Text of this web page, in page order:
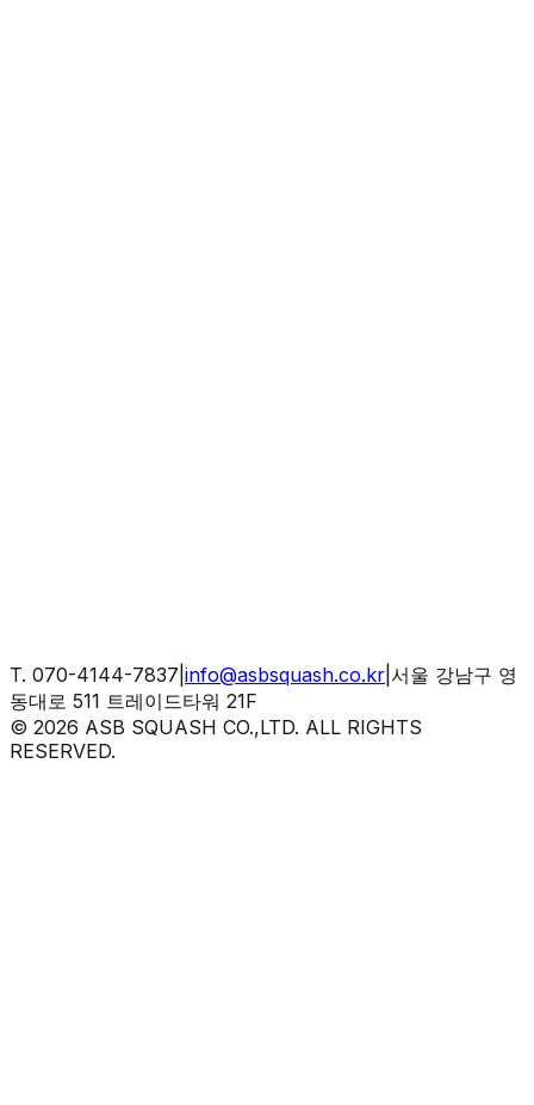
T. 070-4144-7837 info@asbsquash.co.kr 서울 강남구 영
동대로 511 트레이드타워 21F
© 2026 ASB SQUASH CO.,LTD. ALL RIGHTS
RESERVED.